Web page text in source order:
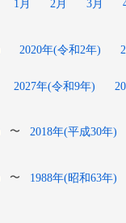
1月 2月 3月
2020年(令和2年)
2027年(令和9年)
〜 2018年(平成30年)
〜 1988年(昭和63年)